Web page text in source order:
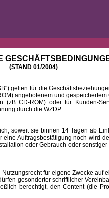
(STAND 01/2004)
für die
angebotenem und
(zB CD-ROM) oder für Kunden-
durch die WZDP.
sie binnen 14 Tagen ab
Auftragsbestätigung noch wird
oder Gebrauch oder
für eigene Zwecke auf
gesonderter schriftlicher
berechtigt, den Content (die